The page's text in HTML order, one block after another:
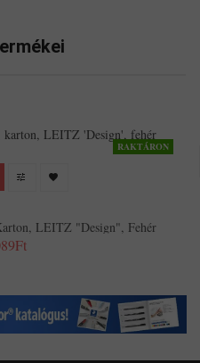
RAKTÁRON
LEITZ "Design", Fehér